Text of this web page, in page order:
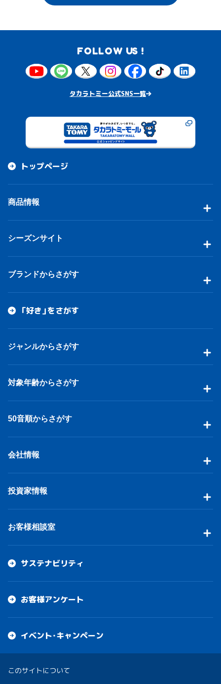
FOLLOW US !
タカラトミー公式SNS一覧
トップページ
商品情報
シーズンサイト
ブランドからさがす
「好き」をさがす
ジャンルからさがす
対象年齢からさがす
50音順からさがす
会社情報
投資家情報
お客様相談室
サステナビリティ
お客様アンケート
イベント・キャンペーン
このサイトについて